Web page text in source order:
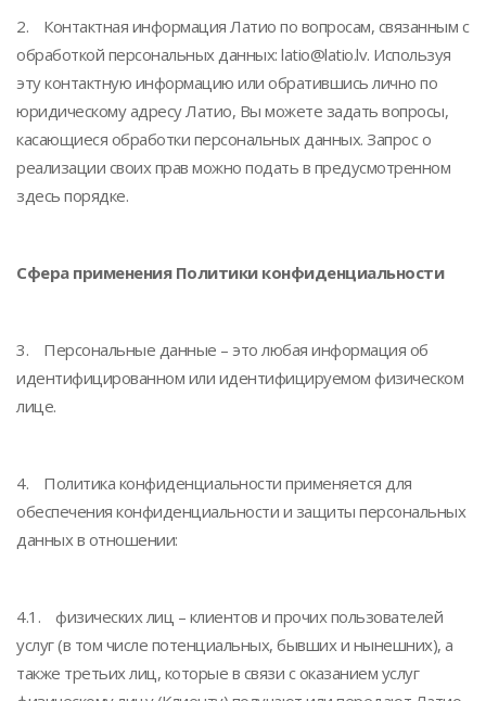
2. Контактная информация Латио по вопросам, связанным с
обработкой персональных данных: latio@latio.lv. Используя
эту контактную информацию или обратившись лично по
юридическому адресу Латио, Вы можете задать вопросы,
касающиеся обработки персональных данных. Запрос о
реализации своих прав можно подать в предусмотренном
здесь порядке.
Сфера применения Политики конфиденциальности
3. Персональные данные – это любая информация об
идентифицированном или идентифицируемом физическом
лице.
4. Политика конфиденциальности применяется для
обеспечения конфиденциальности и защиты персональных
данных в отношении:
4.1. физических лиц – клиентов и прочих пользователей
услуг (в том числе потенциальных, бывших и нынешних), а
также третьих лиц, которые в связи с оказанием услуг